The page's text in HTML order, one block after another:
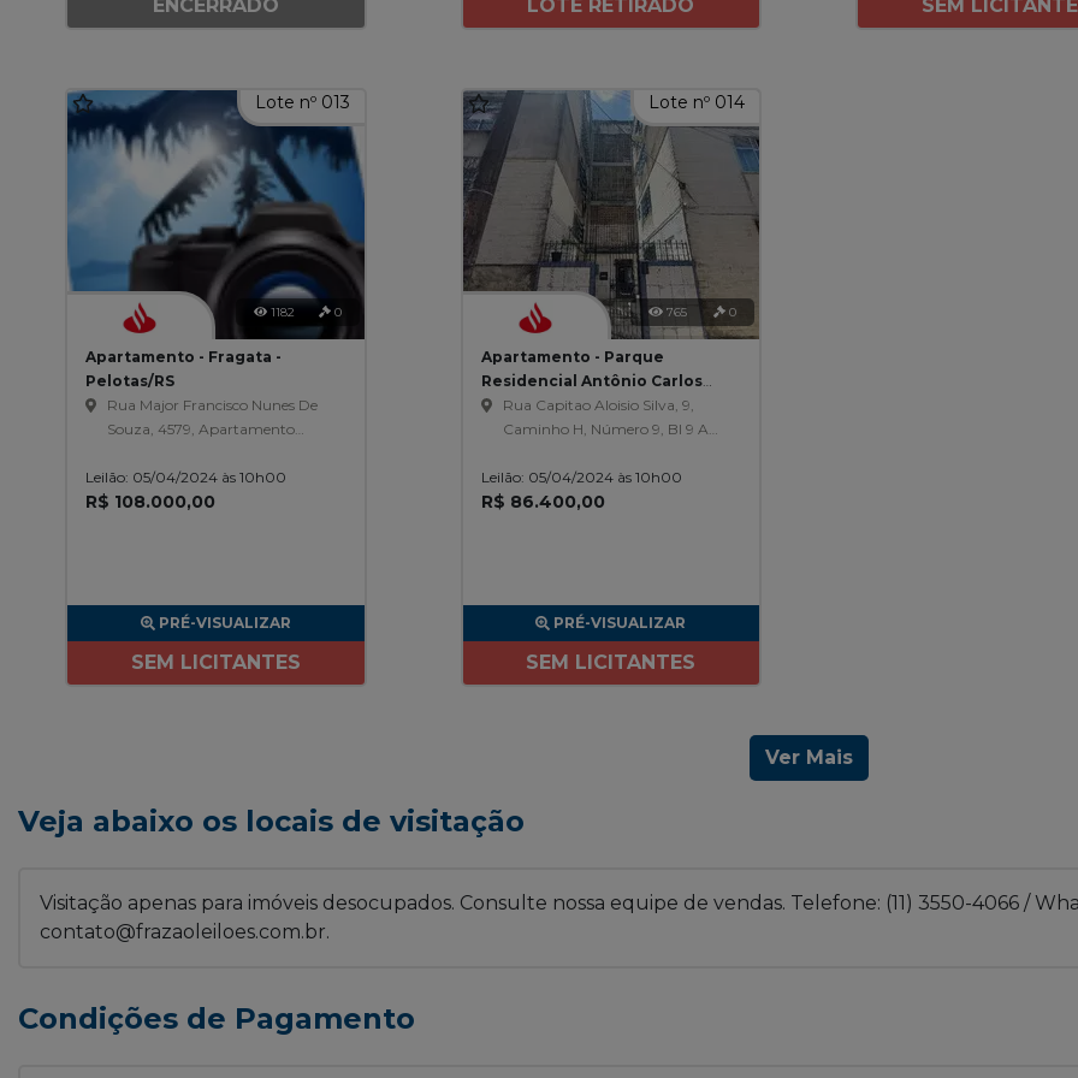
ENCERRADO LOTE RETIRADO SEM
Lote nº 013
1182 0
Apartamento - Fragata -
Pelotas/RS
Rua Major Francisco Nunes De
Souza, 4579, Apartamento
Fragata
Leilão: 05/04/2024 às 10h00
R$ 108.000,00
PRÉ-VISUALIZAR
SEM LICITANTES
Lote nº 014
765 0
Apartamento - Parque
Residencial Antônio Carlos
Magalhães - Salvador/BA
Rua Capitao Aloisio Silva, 9,
Caminho H, Número 9, Bl 9 Ap
Antonio Carlos Magalhaes
Leilão: 05/04/2024 às 10h00
R$ 86.400,00
PRÉ-VISUALIZAR
SEM LICITANTES
Ver Mais
Veja abaixo os locais de visitação
Visitação apenas para imóveis desocupados. Consulte nossa equipe de vendas. Telefone: (11) 3550-4066 /
contato@frazaoleiloes.com.br.
Condições de Pagamento